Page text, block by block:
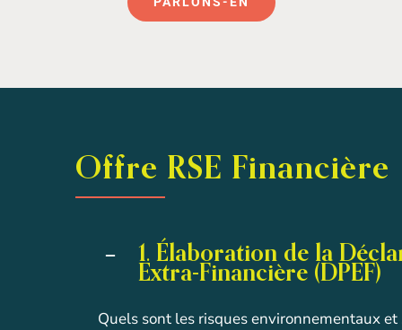
Offre RSE Financière
1. Élaboration de la
Extra-Financière (DPEF)
Quels sont les risques environnementaux